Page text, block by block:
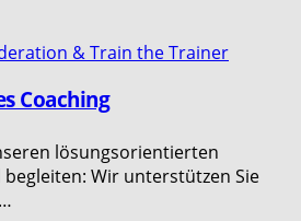
& Train the Trainer
Coaching
lösungsorientierten
Wir unterstützen Sie